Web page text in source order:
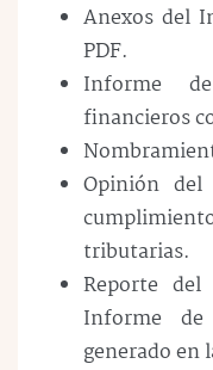
Anexos del
PDF.
Informe
financieros
Opinión
tributarias.
Reporte
Informe de
generado en